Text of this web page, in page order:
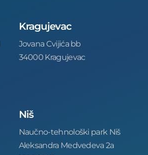
Kragujevac
Jovana Cvijića bb
34000 Kragujevac
Niš
Naučno-tehnološki park Niš
Aleksandra Medvedeva 2a